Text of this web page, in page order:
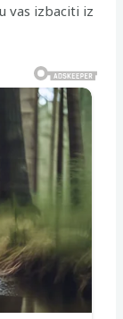
vas izbaciti iz